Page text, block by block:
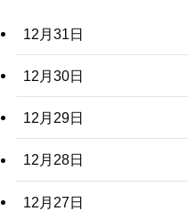
12月31日
12月30日
12月29日
12月28日
12月27日